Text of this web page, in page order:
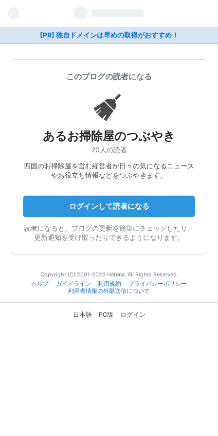
[PR] 独自ドメインは早めの取得がおすすめ！
このブログの読者になる
あるお掃除屋のつぶやき
20人の読者
四国のお掃除屋を営む経営者が日々の気になるニュース
やお役立ち情報などをつぶやきます。
ログインして読者になる
読者になると、ブログの更新を簡単にチェックしたり、
更新通知を受け取ったりできるようになります。
Copyright (C) 2001-2026 Hatena. All Rights Reserved.
ヘルプ
ガイドライン 利用規約
プライバシーポリシー
利用者情報の外部送信について
日本語 PC版 ログイン